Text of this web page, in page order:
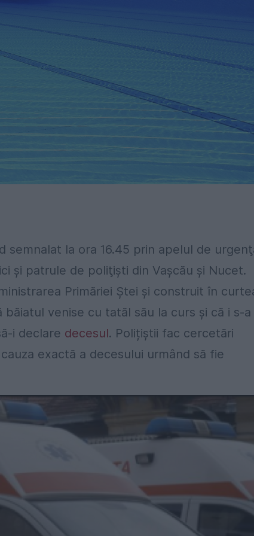
semnalat la ora 16.45 prin apelul de
şi patrule de poliţişti din Vaşcău şi Nucet.
Primăriei Ştei şi construit în
venise cu tatăl său la curs şi că i s-a
i declare decesul. Polițiștii fac cercetări
exactă a decesului urmând să fie